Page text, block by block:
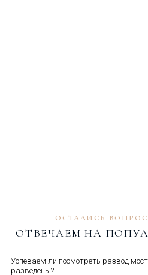
ОСТАЛИСЬ
ОТВЕЧАЕМ НА
Успеваем ли посмотреть развод
разведены?